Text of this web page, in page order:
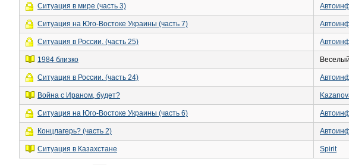
Ситуация в мире (часть 3)
Ситуация на Юго-Востоке Украины (часть 7)
Ситуация в России. (часть 25)
1984 близко
Ситуация в России. (часть 24)
Война с Ираном, будет?
Ситуация на Юго-Востоке Украины (часть 6)
Концлагерь? (часть 2)
Ситуация в Казахстане Spirit